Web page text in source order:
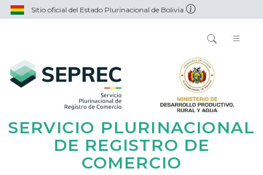
Sitio oficial del Estado Plurinacional de Bolivia
SERVICIO PLURINACIONAL
DE REGISTRO DE
COMERCIO